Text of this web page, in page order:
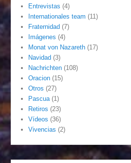
Entrevistas (4)
Internationales team (11)
Fraternidad (7)
Imágenes (4)
Monat von Nazareth (17)
Navidad (3)
Nachrichten (108)
Oracion (15)
Otros (27)
Pascua (1)
Retiros (23)
Vídeos (36)
Vivencias (2)